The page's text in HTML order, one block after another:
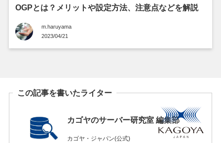
OGPとは？メリットや設定方法、注意点などを解説
m.haruyama
2023/04/21
この記事を書いたライター
カゴヤのサーバー研究室 編集部
カゴヤ・ジャパン(公式)